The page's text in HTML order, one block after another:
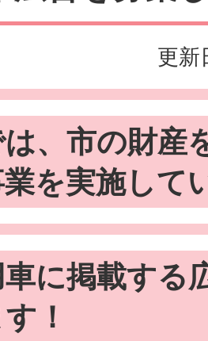
更新
は、市の財産
を実施して
に掲載する
！